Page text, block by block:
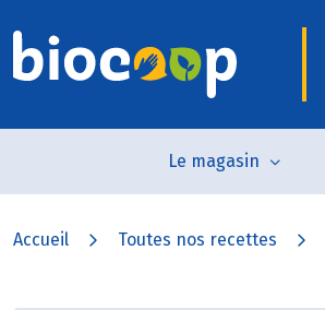
Le magasin
Accueil Toutes nos recettes